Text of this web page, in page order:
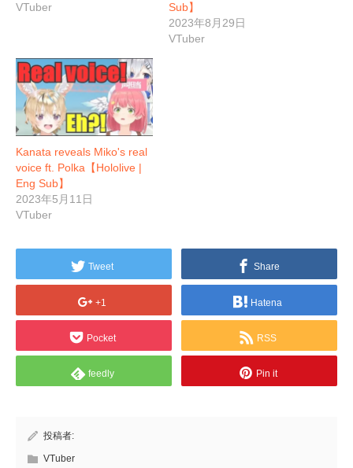
VTuber
Sub】
2023年8月29日
VTuber
Kanata reveals Miko's real
voice ft. Polka【Hololive |
Eng Sub】
2023年5月11日
VTuber
Tweet Share
+1 Hatena
Pocket RSS
feedly Pin it
投稿者:
VTuber